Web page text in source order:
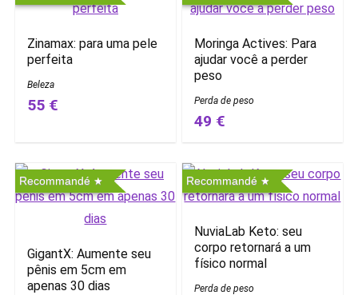
Zinamax: para uma pele
perfeita
Beleza
55 €
Moringa Actives: Para
ajudar você a perder
peso
Perda de peso
49 €
Recommandé
GigantX: Aumente seu
pênis em 5cm em
apenas 30 dias
Recommandé
NuviaLab Keto: seu
corpo retornará a um
físico normal
Perda de peso